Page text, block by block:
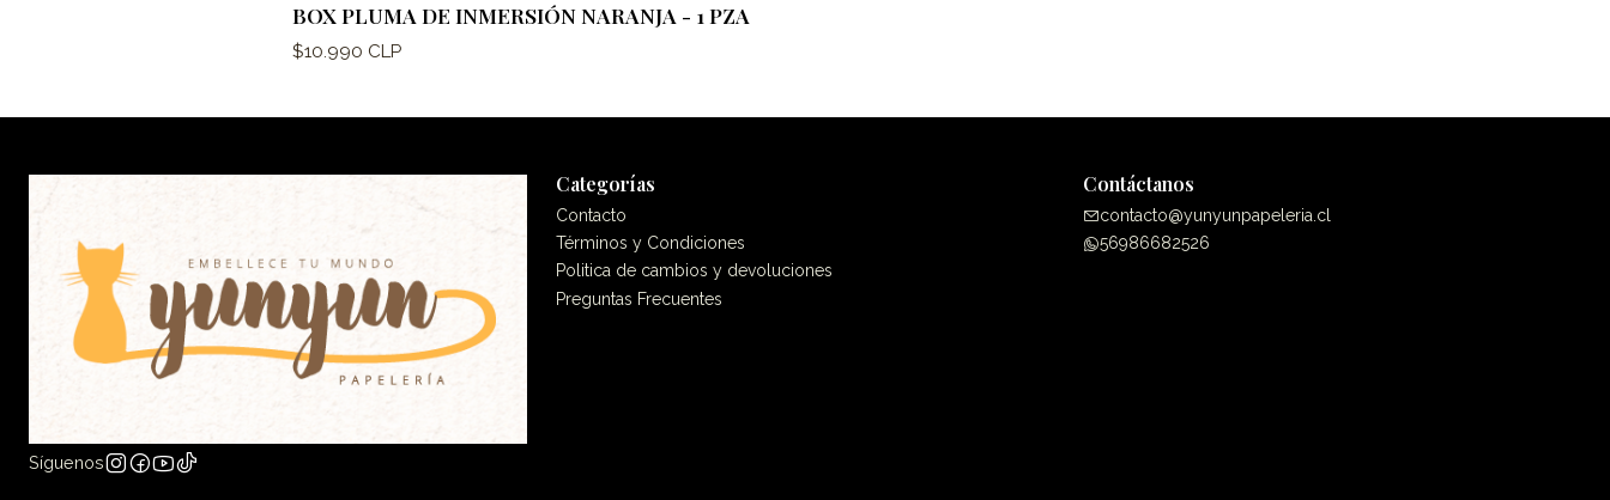
BOX PLUMA DE INMERSIÓN NARANJA - 1 PZA
$10.990 CLP
Síguenos
Categorías
Contacto
Términos y Condiciones
Politica de cambios y devoluciones
Preguntas Frecuentes
Contáctanos
contacto@yunyunpapeleria.cl
56986682526